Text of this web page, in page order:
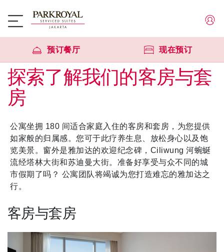
预订餐厅 现在预订
探索了解我们的客房与套
房
公寓坐拥 180 间适合家庭入住的客房和套房，为您提供
如家般的归属感。您可于此疗养生息、放松身心以及饱
览美景。窗外是雅加达的欢迎纪念碑，Ciliwung 河蜿蜒
流经塔林大街和苏迪曼大街。准备好享受与众不同的城
市假期了吗？ 公寓团队将竭诚为您打造难忘的雅加达之
行。
客房与套房